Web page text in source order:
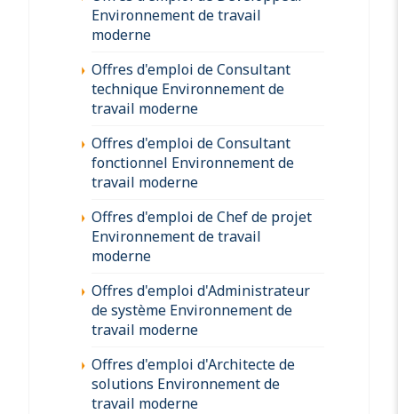
Environnement de travail
moderne
Offres d'emploi de Consultant
technique Environnement de
travail moderne
Offres d'emploi de Consultant
fonctionnel Environnement de
travail moderne
Offres d'emploi de Chef de projet
Environnement de travail
moderne
Offres d'emploi d'Administrateur
de système Environnement de
travail moderne
Offres d'emploi d'Architecte de
solutions Environnement de
travail moderne